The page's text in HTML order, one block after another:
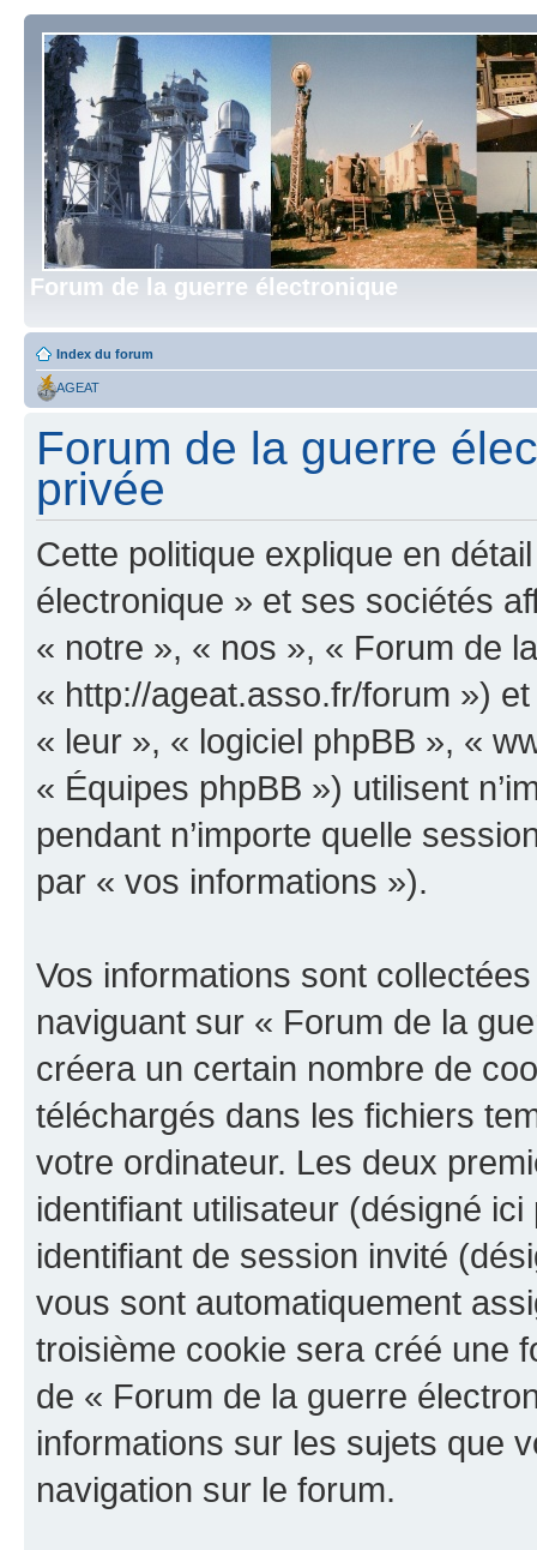
Forum de la guerre électronique
Index du forum
AGEAT
Forum de la guerre
privée
Cette politique explique en
électronique » et ses sociétés
« notre », « nos », « Forum de
« http://ageat.asso.fr/forum »)
« leur », « logiciel phpBB », «
« Équipes phpBB ») utilisent
pendant n’importe quelle
par « vos informations »).
Vos informations sont
naviguant sur « Forum de la
créera un certain nombre de
téléchargés dans les fichiers
votre ordinateur. Les deux
identifiant utilisateur (désigné
identifiant de session invité
vous sont automatiquement
troisième cookie sera créé une
de « Forum de la guerre
informations sur les sujets que
navigation sur le forum.